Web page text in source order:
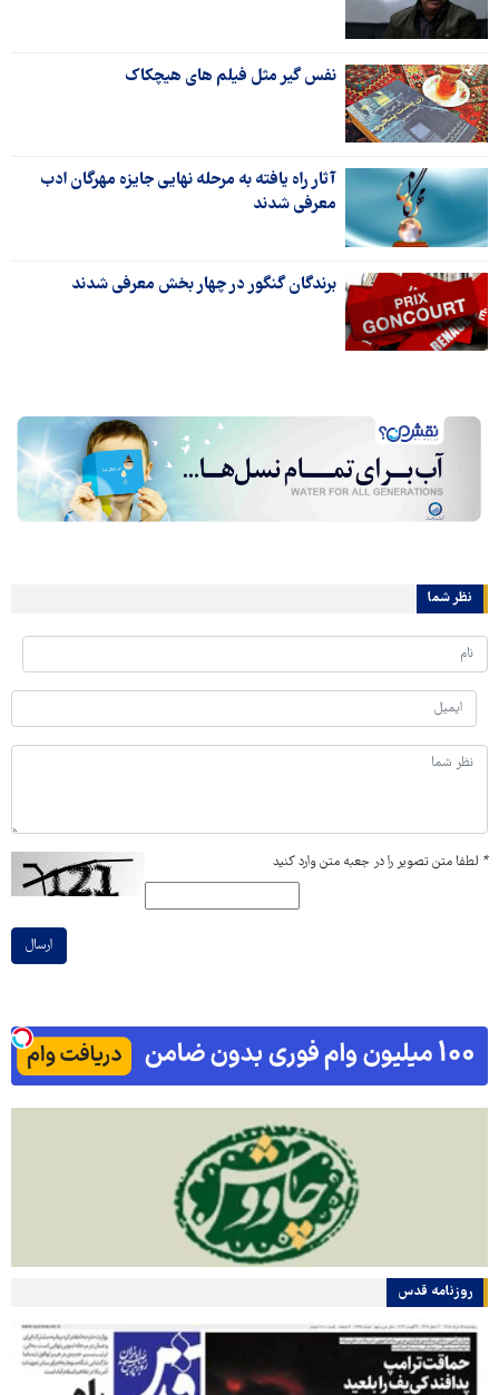
نفس گیر مثل فیلم های هیچکاک
آثار راه یافته به مرحله نهایی جایزه مهرگان ادب
معرفی شدند
برندگان گنگور در چهار بخش معرفی شدند
نظر شما
* لطفا متن تصویر را در جعبه متن وارد کنید
ارسال
روزنامه قدس